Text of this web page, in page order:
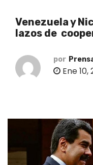
Venezuela y
lazos de
por
Ene 10,